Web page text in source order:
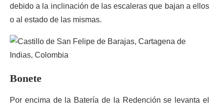
debido a la inclinación de las escaleras que bajan a ellos
o al estado de las mismas.
Bonete
Por encima de la Batería de la Redención se levanta el